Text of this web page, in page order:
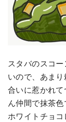
スタバのスコ
いので、あま
合いに惹かれ
ん仲間で抹茶色
ホワイトチョ